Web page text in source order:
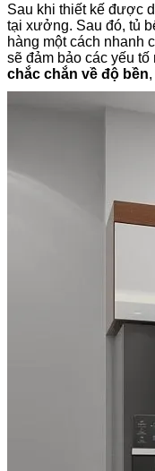
Sau khi thiết kế được
tại xưởng. Sau đó, tủ
hàng một cách nhanh
sẽ đảm bảo các yếu tố
chắc chắn về độ bền